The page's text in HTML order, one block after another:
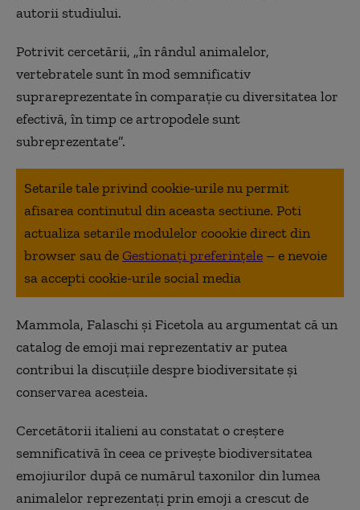
autorii studiului.
Potrivit cercetării, „în rândul animalelor,
vertebratele sunt în mod semnificativ
suprareprezentate în comparaţie cu diversitatea lor
efectivă, în timp ce artropodele sunt
subreprezentate”.
Setarile tale privind cookie-urile nu permit
afisarea continutul din aceasta sectiune. Poti
actualiza setarile modulelor coookie direct din
browser sau deGestionați preferințele – e nevoie
sa accepti cookie-urile social media
Mammola, Falaschi şi Ficetola au argumentat că un
catalog de emoji mai reprezentativ ar putea
contribui la discuţiile despre biodiversitate şi
conservarea acesteia.
Cercetătorii italieni au constatat o creştere
semnificativă în ceea ce priveşte biodiversitatea
emojiurilor după ce numărul taxonilor din lumea
animalelor reprezentaţi prin emoji a crescut de